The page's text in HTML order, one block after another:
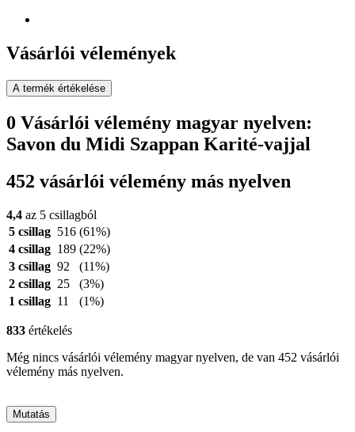
Vásárlói vélemények
A termék értékelése
0 Vásárlói vélemény magyar nyelven:
Savon du Midi Szappan Karité-vajjal
452 vásárlói vélemény más nyelven
4,4 az 5 csillagból
5 csillag 516 (61%)
4 csillag 189 (22%)
3 csillag 92
(11%)
2 csillag 25
(3%)
1 csillag 11 (1%)
833 értékelés
Még nincs vásárlói vélemény magyar nyelven, de van 452 vásárlói
vélemény más nyelven.
Mutatás